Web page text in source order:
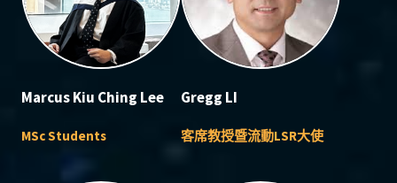
Marcus Kiu Ching Lee
MSc Students
Gregg LI
客席教授暨流動LSR大使